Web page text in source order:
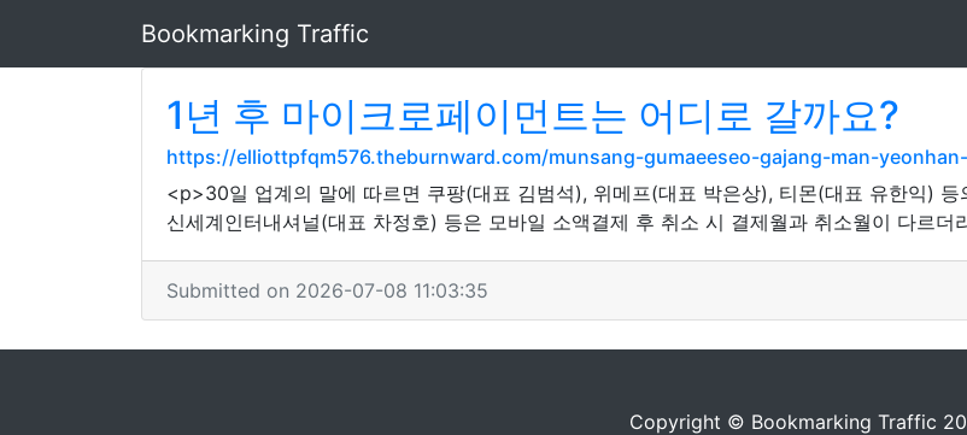
Bookmarking Traffic
1년 후 마이크로페이먼트는 어디로 갈까요?
https://elliottpfqm576.theburnward.com/munsang-gumaeeseo-gajang-man-
<p>30일 업계의 말에 따르면 쿠팡(대표 김범석), 위메프(대표 박은상), 티몬(대표 유한익)
신세계인터내셔널(대표 차정호) 등은 모바일 소액결제 후 취소 시 결제월과 취소월이 다르
Submitted on 2026-07-08 11:03:35
Copyright © Bookmarking Traffic